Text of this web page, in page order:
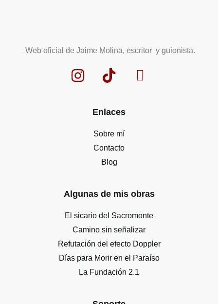
Web oficial de Jaime Molina, escritor y guionista.
Enlaces
Sobre mí
Contacto
Blog
Algunas de mis obras
El sicario del Sacromonte
Camino sin señalizar
Refutación del efecto Doppler
Días para Morir en el Paraíso
La Fundación 2.1